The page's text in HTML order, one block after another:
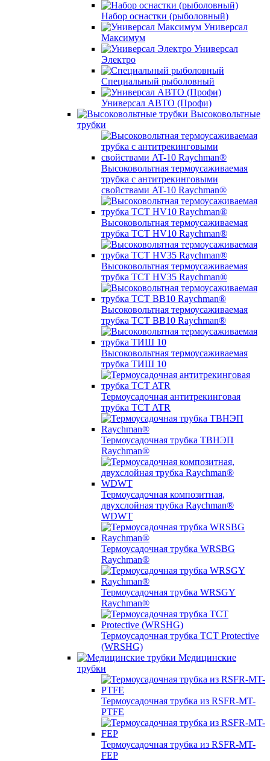
Набор оснастки (рыболовный)
Универсал
Максимум
Универсал
Электро
Специальный рыболовный
Универсал АВТО (Профи)
Высоковольтные
трубки
Высоковольтная термоусаживаемая
трубка с антитрекинговыми
свойствами AT-10 Raychman®
Высоковольтная термоусаживаемая
трубка TCT HV10 Raychman®
Высоковольтная термоусаживаемая
трубка TCT HV35 Raychman®
Высоковольтная термоусаживаемая
трубка TCT BB10 Raychman®
Высоковольтная термоусаживаемая
трубка ТИШ 10
Термоусадочная антитрекинговая
трубка TCT ATR
Термоусадочная трубка ТВНЭП
Raychman®
Термоусадочная композитная,
двухслойная трубка Raychman®
WDWT
Термоусадочная трубка WRSBG
Raychman®
Термоусадочная трубка WRSGY
Raychman®
Термоусадочная трубка TCT Protective
(WRSHG)
Медицинские
трубки
Термоусадочная трубка из RSFR-MT-
PTFE
Термоусадочная трубка из RSFR-MT-
FEP